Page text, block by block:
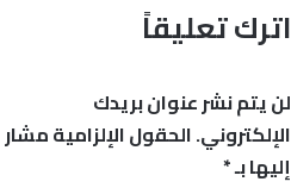
اترك تعليقاً
لن يتم نشر عنوان بريدك
الإلكتروني.الحقول الإلزامية مشار
إليها بـ*